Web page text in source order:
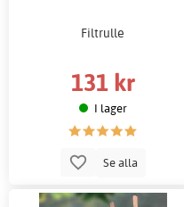
Filtrulle
131 kr
I lager
Se alla